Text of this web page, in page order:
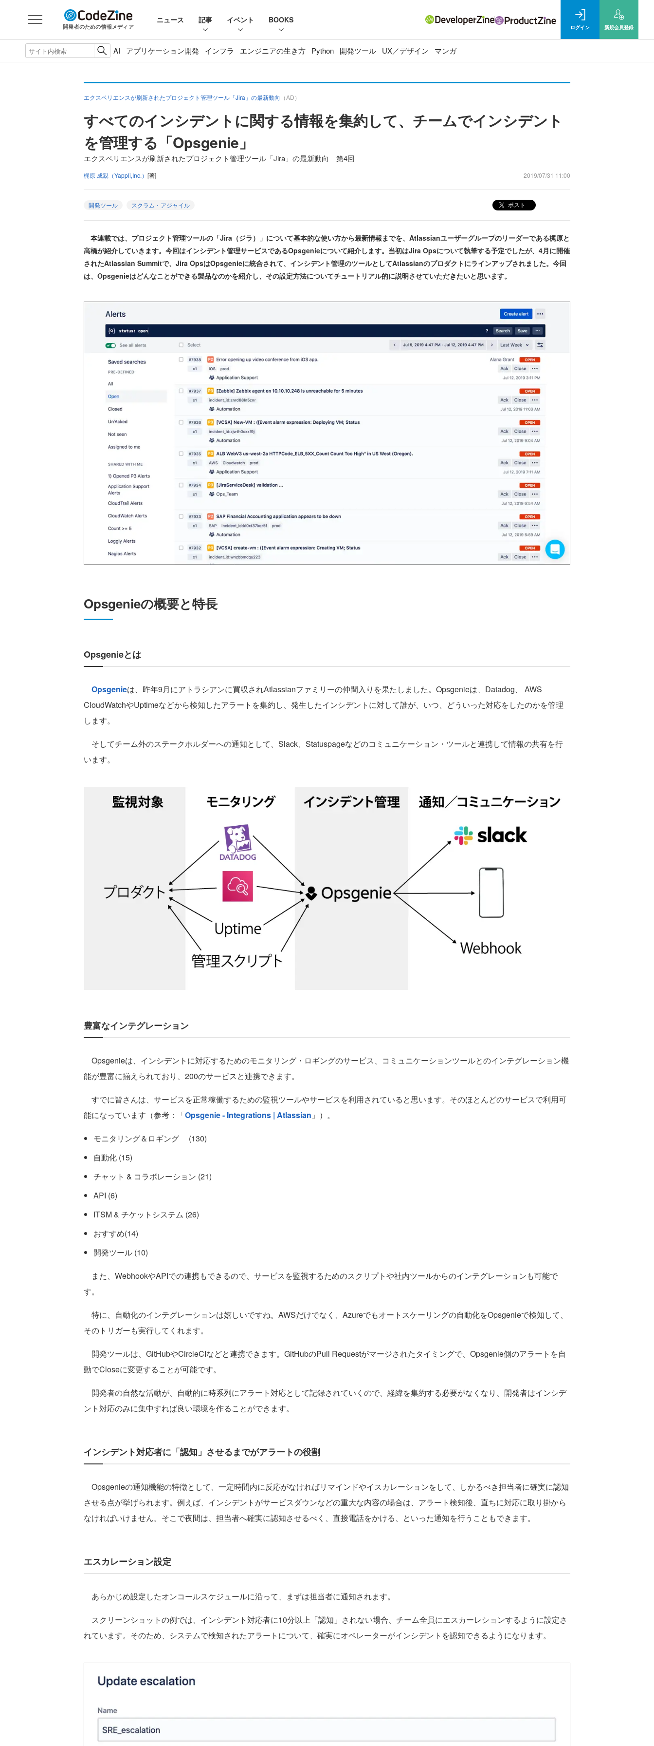
開発者のための情報メディア
ニュース 記事 イベント BOOKS
ログイン 新規会員登録
AI アプリケーション開発 インフラ エンジニアの生き方 Python 開発ツール UX／デザイン マンガ
エクスペリエンスが刷新されたプロジェクト管理ツール「Jira」の最新動向 （AD）
すべてのインシデントに関する情報を集約して、チームでインシデント
を管理する「Opsgenie」
エクスペリエンスが刷新されたプロジェクト管理ツール「Jira」の最新動向 第4回
梶原 成親（Yappli,Inc.） [著] 2019/07/31 11:00
開発ツール スクラム・アジャイル ポスト
本連載では、プロジェクト管理ツールの「Jira（ジラ）」について基本的な使い方から最新情報までを、Atlassianユーザーグループのリーダーである梶原と
高橋が紹介していきます。今回はインシデント管理サービスであるOpsgenieについて紹介します。当初はJira Opsについて執筆する予定でしたが、4月に開催
されたAtlassian Summitで、Jira OpsはOpsgenieに統合されて、インシデント管理のツールとしてAtlassianのプロダクトにラインアップされました。今回
は、Opsgenieはどんなことができる製品なのかを紹介し、その設定方法についてチュートリアル的に説明させていただきたいと思います。
Opsgenieの概要と特長
Opsgenieとは
Opsgenieは、昨年9月にアトラシアンに買収されAtlassianファミリーの仲間入りを果たしました。Opsgenieは、Datadog、 AWS
CloudWatchやUptimeなどから検知したアラートを集約し、発生したインシデントに対して誰が、いつ、どういった対応をしたのかを管理
します。
そしてチーム外のステークホルダーへの通知として、Slack、Statuspageなどのコミュニケーション・ツールと連携して情報の共有を行
います。
豊富なインテグレーション
Opsgenieは、インシデントに対応するためのモニタリング・ロギングのサービス、コミュニケーションツールとのインテグレーション機
能が豊富に揃えられており、200のサービスと連携できます。
すでに皆さんは、サービスを正常稼働するための監視ツールやサービスを利用されていると思います。そのほとんどのサービスで利用可
能になっています（参考：「Opsgenie - Integrations | Atlassian 」）。
モニタリング＆ロギング (130)
自動化 (15)
チャット & コラボレーション (21)
API (6)
ITSM & チケットシステム (26)
おすすめ(14)
開発ツール (10)
また、WebhookやAPIでの連携もできるので、サービスを監視するためのスクリプトや社内ツールからのインテグレーションも可能で
す。
特に、自動化のインテグレーションは嬉しいですね。AWSだけでなく、Azureでもオートスケーリングの自動化をOpsgenieで検知して、
そのトリガーも実行してくれます。
開発ツールは、GitHubやCircleCIなどと連携できます。GitHubのPull Requestがマージされたタイミングで、Opsgenie側のアラートを自
動でCloseに変更することが可能です。
開発者の自然な活動が、自動的に時系列にアラート対応として記録されていくので、経緯を集約する必要がなくなり、開発者はインシデ
ント対応のみに集中すれば良い環境を作ることができます。
インシデント対応者に「認知」させるまでがアラートの役割
Opsgenieの通知機能の特徴として、一定時間内に反応がなければリマインドやイスカレーションをして、しかるべき担当者に確実に認知
させる点が挙げられます。例えば、インシデントがサービスダウンなどの重大な内容の場合は、アラート検知後、直ちに対応に取り掛から
なければいけません。そこで夜間は、担当者へ確実に認知させるべく、直接電話をかける、といった通知を行うこともできます。
エスカレーション設定
あらかじめ設定したオンコールスケジュールに沿って、まずは担当者に通知されます。
スクリーンショットの例では、インシデント対応者に10分以上「認知」されない場合、チーム全員にエスカーレションするように設定さ
れています。そのため、システムで検知されたアラートについて、確実にオペレーターがインシデントを認知できるようになります。